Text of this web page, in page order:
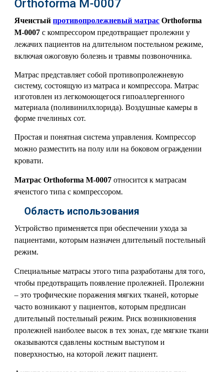
Orthoforma М-0007
Ячеистыйпротивопролежневый матрас Orthoforma
М-0007 с компрессором предотвращает пролежни у
лежачих пациентов на длительном постельном режиме,
включая ожоговую болезнь и травмы позвоночника.
Матрас представляет собой противопролежневую
систему, состоящую из матраса и компрессора. Матрас
изготовлен из легкомоющегося гипоаллергенного
материала (поливинилхлорида). Воздушные камеры в
форме пчелиных сот.
Простая и понятная система управления. Компрессор
можно разместить на полу или на боковом ограждении
кровати.
Матрас Orthoforma М-0007 относится к матрасам
ячеистого типа с компрессором.
Область использования
Устройство применяется при обеспечении ухода за
пациентами, которым назначен длительный постельный
режим.
Специальные матрасы этого типа разработаны для того,
чтобы предотвращать появление пролежней. Пролежни
– это трофические поражения мягких тканей, которые
часто возникают у пациентов, которым предписан
длительный постельный режим. Риск возникновения
пролежней наиболее высок в тех зонах, где мягкие ткани
оказываются сдавлены костным выступом и
поверхностью, на которой лежит пациент.